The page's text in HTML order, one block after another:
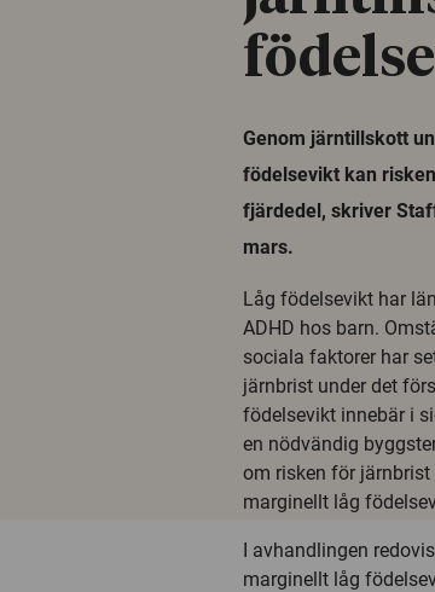
Genom järntillskott
födelsevikt kan
fjärdedel, skriver
mars.
Låg födelsevikt har
ADHD hos barn.
sociala faktorer har
järnbrist under det
födelsevikt innebär i
en nödvändig
om risken för
marginellt låg
I avhandlingen
marginellt låg